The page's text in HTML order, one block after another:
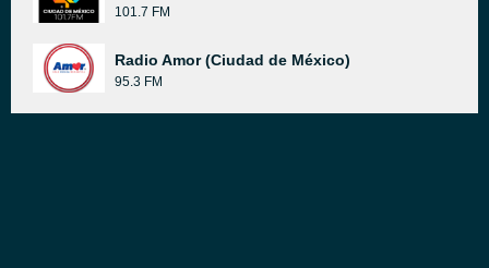
101.7 FM
Radio Amor (Ciudad de México)
95.3 FM